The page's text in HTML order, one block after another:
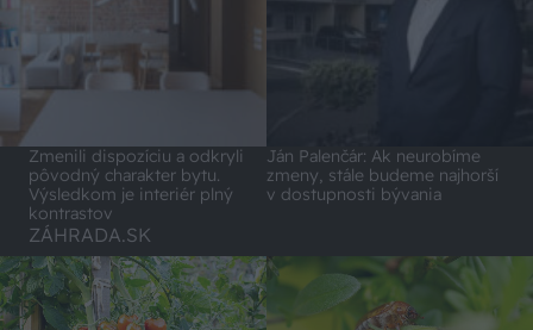
Zmenili dispozíciu a odkryli
pôvodný charakter bytu.
Výsledkom je interiér plný
kontrastov
Ján Palenčár: Ak neurobíme
zmeny, stále budeme najhorší
v dostupnosti bývania
ZÁHRADA.SK